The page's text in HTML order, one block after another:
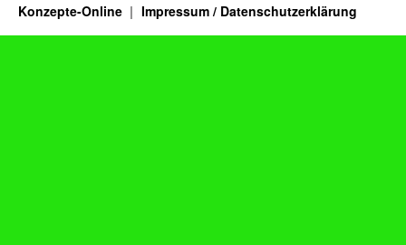
Konzepte-Online Impressum / Datenschutzerklärung